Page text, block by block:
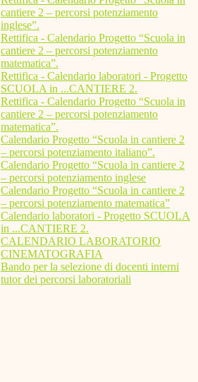
cantiere 2 – percorsi potenziamento
inglese”.
Rettifica - Calendario Progetto “Scuola in
cantiere 2 – percorsi potenziamento
matematica”.
Rettifica - Calendario laboratori - Progetto
SCUOLA in ...CANTIERE 2.
Rettifica - Calendario Progetto “Scuola in
cantiere 2 – percorsi potenziamento
matematica”.
Calendario Progetto “Scuola in cantiere 2
– percorsi potenziamento italiano”.
Calendario Progetto “Scuola in cantiere 2
– percorsi potenziamento inglese
Calendario Progetto “Scuola in cantiere 2
– percorsi potenziamento matematica”
Calendario laboratori - Progetto SCUOLA
in ...CANTIERE 2.
CALENDARIO LABORATORIO
CINEMATOGRAFIA
Bando per la selezione di docenti interni
tutor dei percorsi laboratoriali